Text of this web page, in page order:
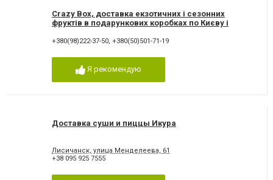
Crazy Box, доставка екзотичних і сезонних
фруктів в подарункових коробках по Києву і
+380(98)222-37-50, +380(50)501-71-19
Я рекомендую
Доставка суши и пиццы Икура
Лисичанск, улица Менделеева, 61
+38 095 925 7555